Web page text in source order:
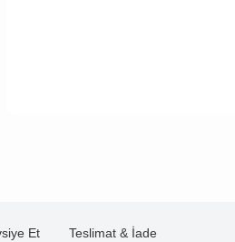
Et Teslimat & İade